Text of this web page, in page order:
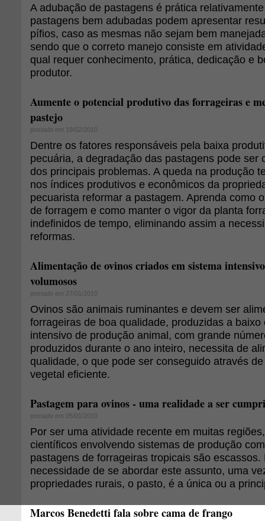
A adubação de pastagens é prática
pastagens bem adubadas podem apresentar
pífios, caso as mesmas não sejam bem
sendo que o correto manejo consiste em
qual requer conhecimento, prática, dedicação e
produtor.
Aumente o potencial produtivo das forrageiras e
pastejo
postado em 19/02/2010
Dentre os fatores responsáveis pela baixa
pecuária, a degradação das pastagens pode ser
dos principais problemas. A queda na produção
nos índices produtivos e econômicos da
pecuarista reformar a pastagem. Aprenda como
de forragem e como manter o vigor da planta
indefinidos de tempo, eliminando assim a
reformas.
Alimentação de ovinos criados em sistema
volumosos
postado em 27/01/2010
Ovinos são animais ruminantes e devem ser
forrageiras de boa qualidade, produzidas a
intensivo de produção animal, com grande
produzidos durante o ano inteiro, necessita de
qualidade, o que pode ser conseguido através
vegetal eficiente.
Pastagem para ovinos - uma realidade a ser
postado em 05/01/2010
Por ser uma atividade recente em muitas
científicos envolvendo sistemas de produção
pastagens de forrageiras tropicais são escassos.
necessidade de se abordar este assunto, uma
propriedades rurais, o pasto, é a única ou a
Marcos Benedetti fala sobre cama de frango